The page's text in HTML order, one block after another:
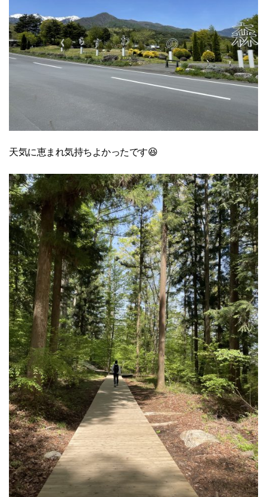
天気に恵まれ気持ちよかったです😆